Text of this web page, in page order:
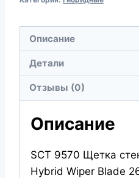
стеклоочистителя
Hybrid
Wiper
Blade
26i
Описание
Детали
Отзывы (0)
Описание
SCT 9570 Щетка
Hybrid Wiper Blade